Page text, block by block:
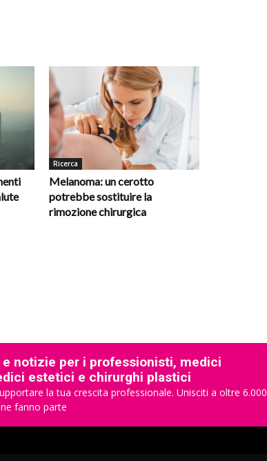
Ricerca
Melanoma: un cerotto
potrebbe sostituire la
rimozione chirurgica
notizie per i professionisti, medici
estetici e chirurghi plastici
la tua crescita professionale. Unisciti a oltre 6.000
fanno parte